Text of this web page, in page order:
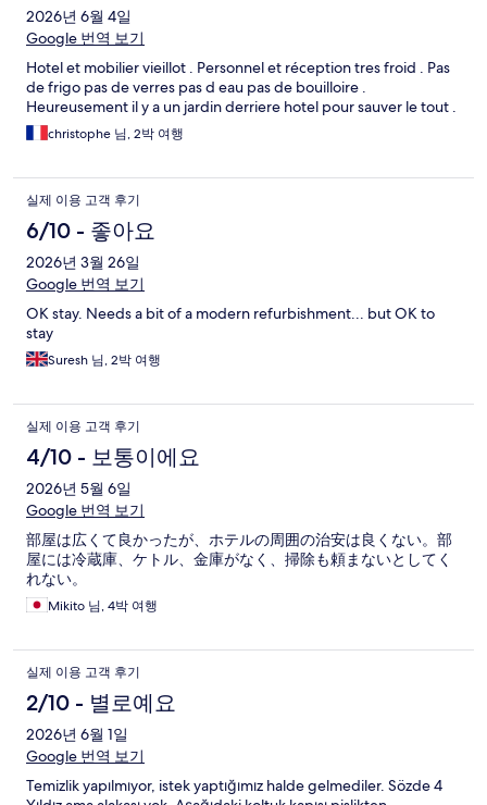
2026년 6월 4일
Google 번역 보기
Hotel et mobilier vieillot . Personnel et réception tres froid . Pas
de frigo pas de verres pas d eau pas de bouilloire .
Heureusement il y a un jardin derriere hotel pour sauver le tout .
christophe 님, 2박 여행
실제 이용 고객 후기
6/10 - 좋아요
2026년 3월 26일
Google 번역 보기
OK stay. Needs a bit of a modern refurbishment... but OK to
stay
Suresh 님, 2박 여행
실제 이용 고객 후기
4/10 - 보통이에요
2026년 5월 6일
Google 번역 보기
部屋は広くて良かったが、ホテルの周囲の治安は良くない。部
屋には冷蔵庫、ケトル、金庫がなく、掃除も頼まないとしてく
れない。
Mikito 님, 4박 여행
실제 이용 고객 후기
2/10 - 별로예요
2026년 6월 1일
Google 번역 보기
Temizlik yapılmıyor, istek yaptığımız halde gelmediler. Sözde 4